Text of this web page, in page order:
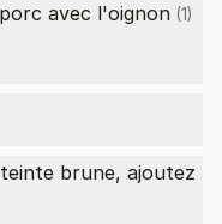
avec l'oignon (1)
brune, ajoutez